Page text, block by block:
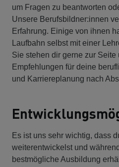
um Fragen zu beantworten
Unsere Berufsbildner:innen
Erfahrung. Einige von ihnen
Laufbahn selbst mit einer
Sie stehen dir gerne zur
Empfehlungen für deine
und Karriereplanung nach
Es ist uns sehr wichtig, dass
weiterentwickelst und
bestmögliche Ausbildung